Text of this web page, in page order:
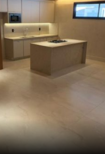
Sobrado (6)
Terreno (22)